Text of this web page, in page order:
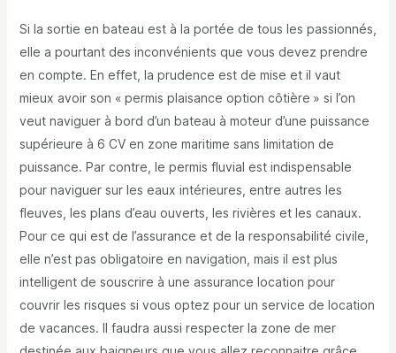
Si la sortie en bateau est à la portée de tous les passionnés,
elle a pourtant des inconvénients que vous devez prendre
en compte. En effet, la prudence est de mise et il vaut
mieux avoir son « permis plaisance option côtière » si l’on
veut naviguer à bord d’un bateau à moteur d’une puissance
supérieure à 6 CV en zone maritime sans limitation de
puissance. Par contre, le permis fluvial est indispensable
pour naviguer sur les eaux intérieures, entre autres les
fleuves, les plans d’eau ouverts, les rivières et les canaux.
Pour ce qui est de l’assurance et de la responsabilité civile,
elle n’est pas obligatoire en navigation, mais il est plus
intelligent de souscrire à une assurance location pour
couvrir les risques si vous optez pour un service de location
de vacances. Il faudra aussi respecter la zone de mer